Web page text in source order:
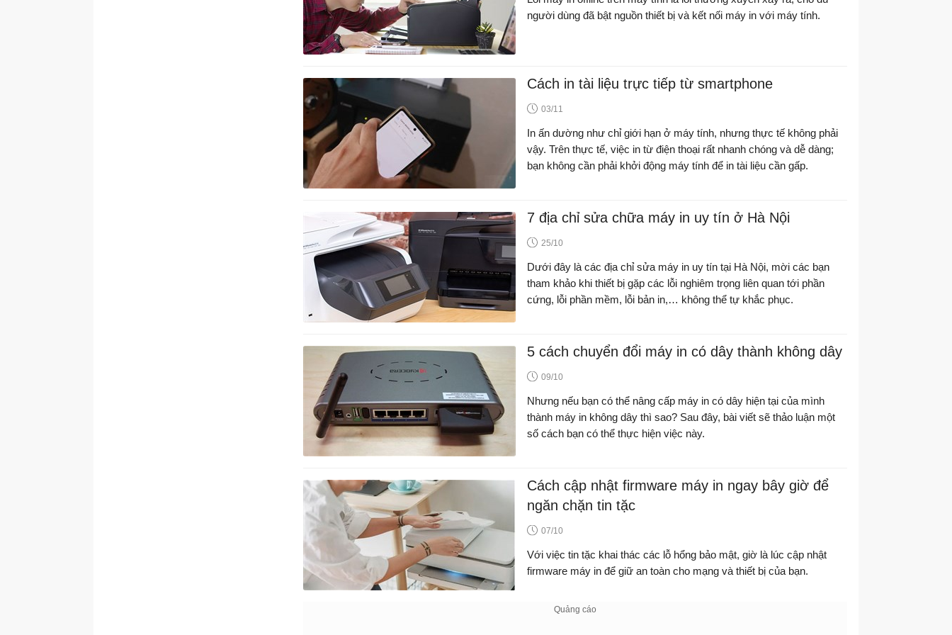
người dùng đã bật nguồn thiết bị và kết nối máy in với máy tính.
Cách in tài liệu trực tiếp từ smartphone
03/11
In ấn dường như chỉ giới hạn ở máy tính, nhưng thực tế không phải
vậy. Trên thực tế, việc in từ điện thoại rất nhanh chóng và dễ dàng;
bạn không cần phải khởi động máy tính để in tài liệu cần gấp.
7 địa chỉ sửa chữa máy in uy tín ở Hà Nội
25/10
Dưới đây là các địa chỉ sửa máy in uy tín tại Hà Nội, mời các bạn
tham khảo khi thiết bị gặp các lỗi nghiêm trọng liên quan tới phần
cứng, lỗi phần mềm, lỗi bản in,… không thể tự khắc phục.
5 cách chuyển đổi máy in có dây thành không dây
09/10
Nhưng nếu bạn có thể nâng cấp máy in có dây hiện tại của mình
thành máy in không dây thì sao? Sau đây, bài viết sẽ thảo luận một
số cách bạn có thể thực hiện việc này.
Cách cập nhật firmware máy in ngay bây giờ để
ngăn chặn tin tặc
07/10
Với việc tin tặc khai thác các lỗ hổng bảo mật, giờ là lúc cập nhật
firmware máy in để giữ an toàn cho mạng và thiết bị của bạn.